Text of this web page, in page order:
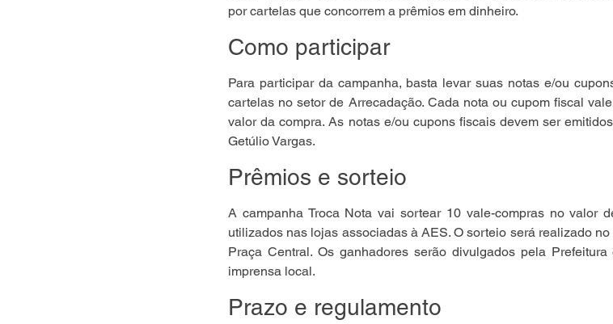
por cartelas que concorrem a prêmios em dinheiro.
Como participar
Para participar da campanha, basta levar suas notas e/ou
cartelas no setor de Arrecadação. Cada nota ou cupom fiscal
valor da compra. As notas e/ou cupons fiscais devem ser
Getúlio Vargas.
Prêmios e sorteio
A campanha Troca Nota vai sortear 10 vale-compras no valor
utilizados nas lojas associadas à AES. O sorteio será realizado
Praça Central. Os ganhadores serão divulgados pela
imprensa local.
Prazo e regulamento